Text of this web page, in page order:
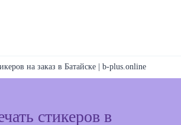
на заказ в Батайске | b-plus.online
стикеров в